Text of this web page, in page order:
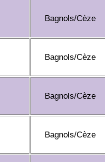
Bagnols/Cèze
Bagnols/Cèze
Bagnols/Cèze
Bagnols/Cèze